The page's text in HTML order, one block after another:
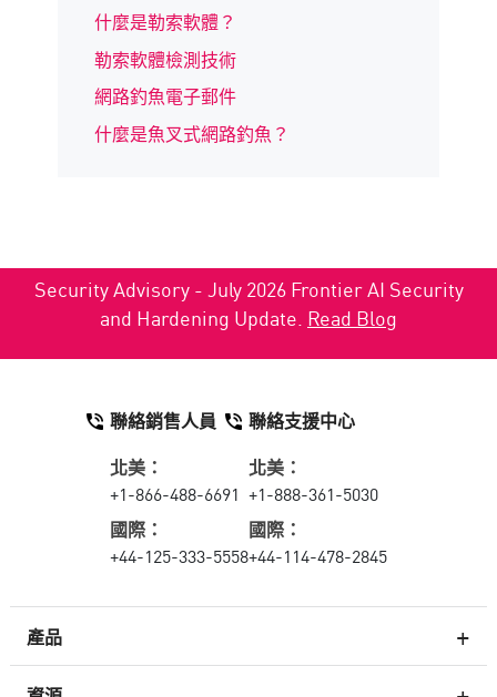
什麼是勒索軟體？
勒索軟體檢測技術
網路釣魚電子郵件
什麼是魚叉式網路釣魚？
Security Advisory - July 2026 Frontier AI Security
and Hardening Update. Read Blog
產品
聯絡銷售人員
北美：
+1-866-488-6691
國際：
+44-125-333-5558
聯絡支援中心
北美：
+1-888-361-5030
國際：
+44-114-478-2845